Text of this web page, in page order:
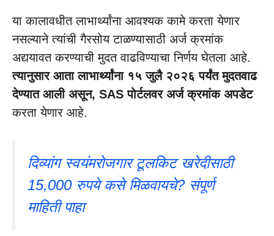
या कालावधीत लाभार्थ्यांना आवश्यक कामे करता येणार
नसल्याने त्यांची गैरसोय टाळण्यासाठी अर्ज क्रमांक
अद्ययावत करण्याची मुदत वाढविण्याचा निर्णय घेतला आहे.
त्यानुसार आता लाभार्थ्यांना १५ जुलै २०२६ पर्यंत मुदतवाढ
देण्यात आली असून, SAS पोर्टलवर अर्ज क्रमांक अपडेट
करता येणार आहे.
दिव्यांग स्वयंमरोजगार टूलकिट खरेदीसाठी
15,000 रुपये कसे मिळवायचे? संपूर्ण
माहिती पाहा